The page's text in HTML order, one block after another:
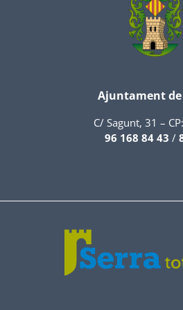
Ajuntament de
C/ Sagunt, 31 –
96 168 84 43 /